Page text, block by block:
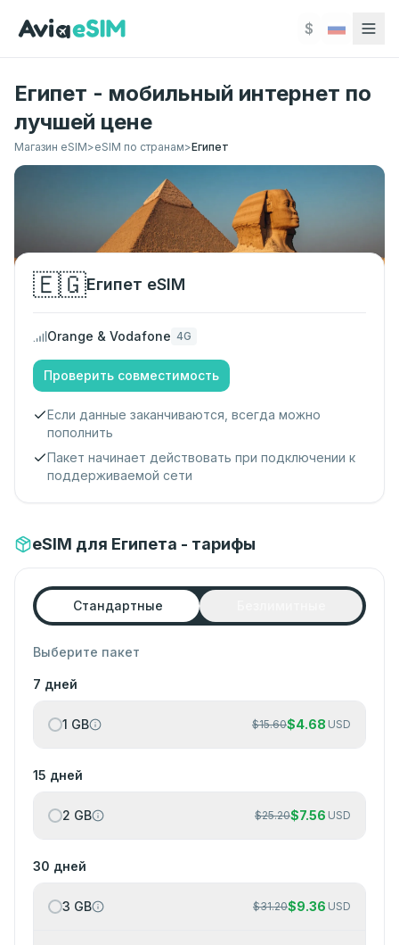
$
Египет - мобильный интернет по
лучшей цене
Магазин eSIM>eSIM по странам>Египет
🇪🇬Египет eSIM
Orange & Vodafone 4G
Проверить совместимость
Если данные заканчиваются, всегда можно
пополнить
Пакет начинает действовать при подключении к
поддерживаемой сети
eSIM для Египета - тарифы
Стандартные
Выберите пакет
7 дней
1 GB $15.60$4.68 USD
15 дней
2 GB $25.20$7.56 USD
30 дней
3 GB $31.20$9.36 USD